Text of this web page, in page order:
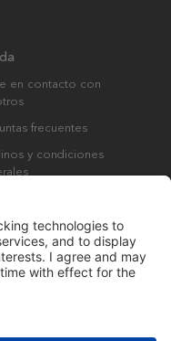
en contacto con
frecuentes
y condiciones
Todos los derechos